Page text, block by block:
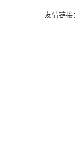
友情链接：